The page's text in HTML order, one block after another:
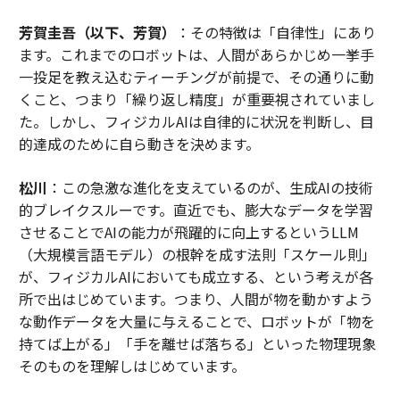
芳賀圭吾（以下、芳賀）
：その特徴は「自律性」にあり
ます。これまでのロボットは、人間があらかじめ一挙手
一投足を教え込むティーチングが前提で、その通りに動
くこと、つまり「繰り返し精度」が重要視されていまし
た。しかし、フィジカルAIは自律的に状況を判断し、目
的達成のために自ら動きを決めます。
松川 ：この急激な進化を支えているのが、生成AIの技術
的ブレイクスルーです。直近でも、膨大なデータを学習
させることでAIの能力が飛躍的に向上するというLLM
（大規模言語モデル）の根幹を成す法則「スケール則」
が、フィジカルAIにおいても成立する、という考えが各
所で出はじめています。つまり、人間が物を動かすよう
な動作データを大量に与えることで、ロボットが「物を
持てば上がる」「手を離せば落ちる」といった物理現象
そのものを理解しはじめています。